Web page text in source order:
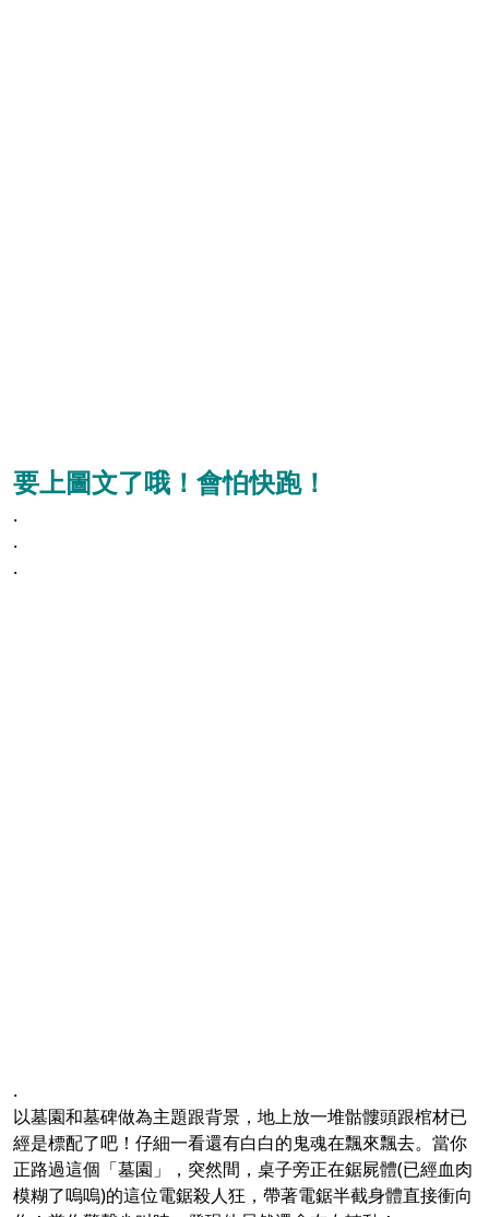
要上圖文了哦！會怕快跑！
.
.
.
.
以墓園和墓碑做為主題跟背景，地上放一堆骷髏頭跟棺材已
經是標配了吧！仔細一看還有白白的鬼魂在飄來飄去。當你
正路過這個「墓園」，突然間，桌子旁正在鋸屍體(已經血肉
模糊了嗚嗚)的這位電鋸殺人狂，帶著電鋸半截身體直接衝向